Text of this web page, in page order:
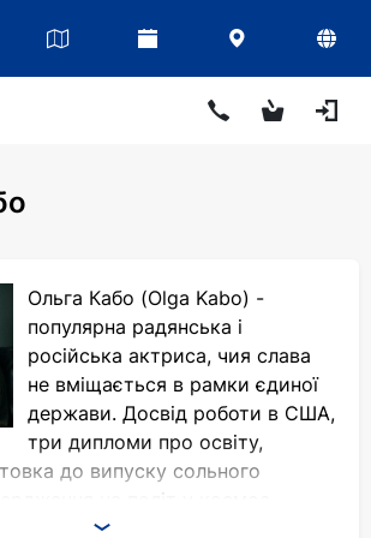
Ольга Кабо (Olga Kabo) -
популярна радянська і
російська актриса, чия слава
не вміщається в рамки єдиної
держави. Досвід роботи в США,
три дипломи про освіту,
до випуску сольного
на політ у космос,
каскадерів, Фея